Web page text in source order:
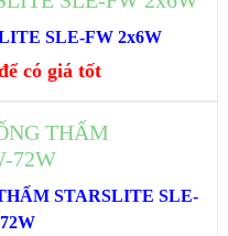
SLE-FW 2x6W
có giá tốt
STARSLITE SLE-